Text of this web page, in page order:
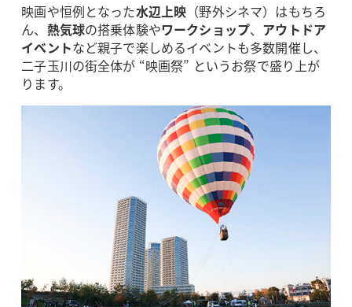
映画や恒例となった水辺上映 （野外シネマ）はもちろ
ん、 熱気球の搭乗体験やワークショップ、 アウトドア
イベントなど親子で楽しめるイベントも多数開催し、
二子玉川の街全体が “映画祭” というお祭で盛り上が
ります。